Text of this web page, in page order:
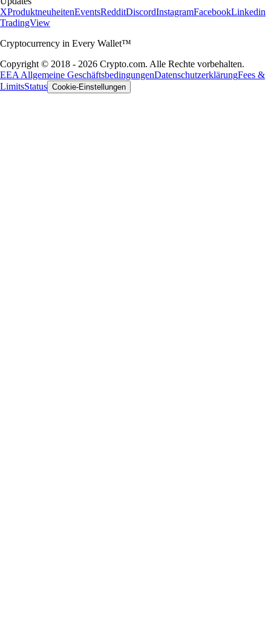
XProduktneuheitenEventsRedditDiscordInstagramFacebookLinkedin
TradingView
Cryptocurrency in Every Wallet™
Copyright © 2018 - 2026 Crypto.com. Alle Rechte vorbehalten.
EEA Allgemeine GeschäftsbedingungenDatenschutzerklärungFees &
LimitsStatus Cookie-Einstellungen